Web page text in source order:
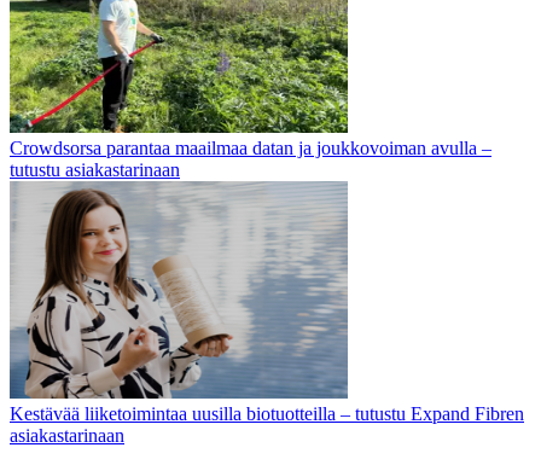
Crowdsorsa parantaa maailmaa datan ja joukkovoiman avulla –
tutustu asiakastarinaan
Kestävää liiketoimintaa uusilla biotuotteilla – tutustu Expand Fibren
asiakastarinaan